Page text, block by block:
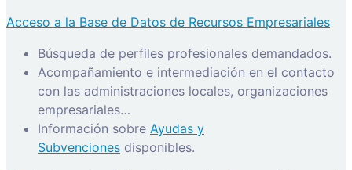
Acceso a la Base de Datos de Recursos Empresariales
Búsqueda de perfiles profesionales demandados.
Acompañamiento e intermediación en el contacto
con las administraciones locales, organizaciones
empresariales…
Información sobre Ayudas y
Subvenciones disponibles.